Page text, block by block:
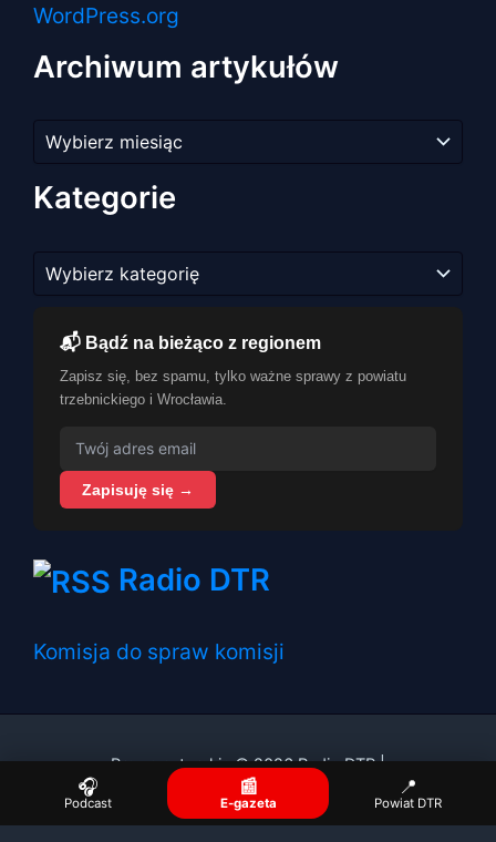
WordPress.org
Archiwum artykułów
artykułów
Kategorie
📬 Bądź na bieżąco z regionem
Zapisz się, bez spamu, tylko ważne sprawy z powiatu
trzebnickiego i Wrocławia.
Zapisuję się →
Radio DTR
Komisja do spraw komisji
Prawa autorskie © 2026 Radio DTR |
🎧
Podcast
📰
E-gazeta
📍
Powiat DTR